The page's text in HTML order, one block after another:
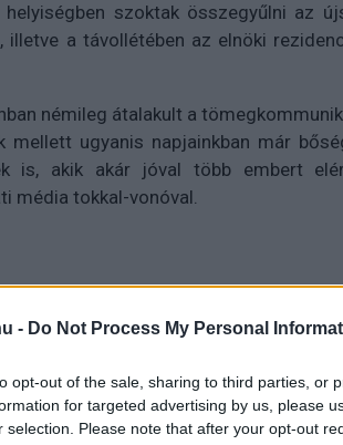
- Do Not Process My Personal
opt-out of the sale, sharing to third parties, or
for targeted advertising by us, please
selection. Please note that after your opt-out
szoktak összegyűlni az
a távollétében az elnöki
némileg átalakult a
ugyanis napjainkban már
is, akik akár jóval több embert
média tokkal-vonóval.
következő amerikai
hogy igyekeznek a fiatalabb
megszólítani a közösségi
nem igazán képviseltették magukat